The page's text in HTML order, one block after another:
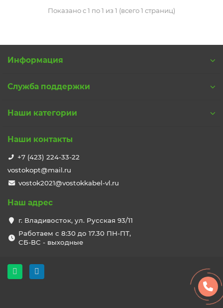
Показано с 1 по 1 из 1 (всего 1 страниц)
Информация
Служба поддержки
Наши категории
Наши контакты
+7 (423) 224-33-22
vostokopt@mail.ru
vostok2021@vostokkabel-vl.ru
Наш адрес
г. Владивосток, ул. Русская 93/11
Работаем с 8:30 до 17.30 ПН-ПТ,
СБ-ВС - выходные